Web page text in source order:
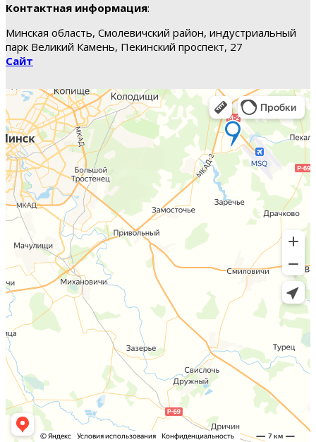
Контактная информация:
Минская область, Смолевичский район, индустриальный
парк Великий Камень, Пекинский проспект, 27
Сайт